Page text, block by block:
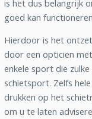
is het dus belangrijk
goed kan
Hierdoor is het
door een opticien
enkele sport die
schietsport. Zelfs
drukken op het
om u te laten